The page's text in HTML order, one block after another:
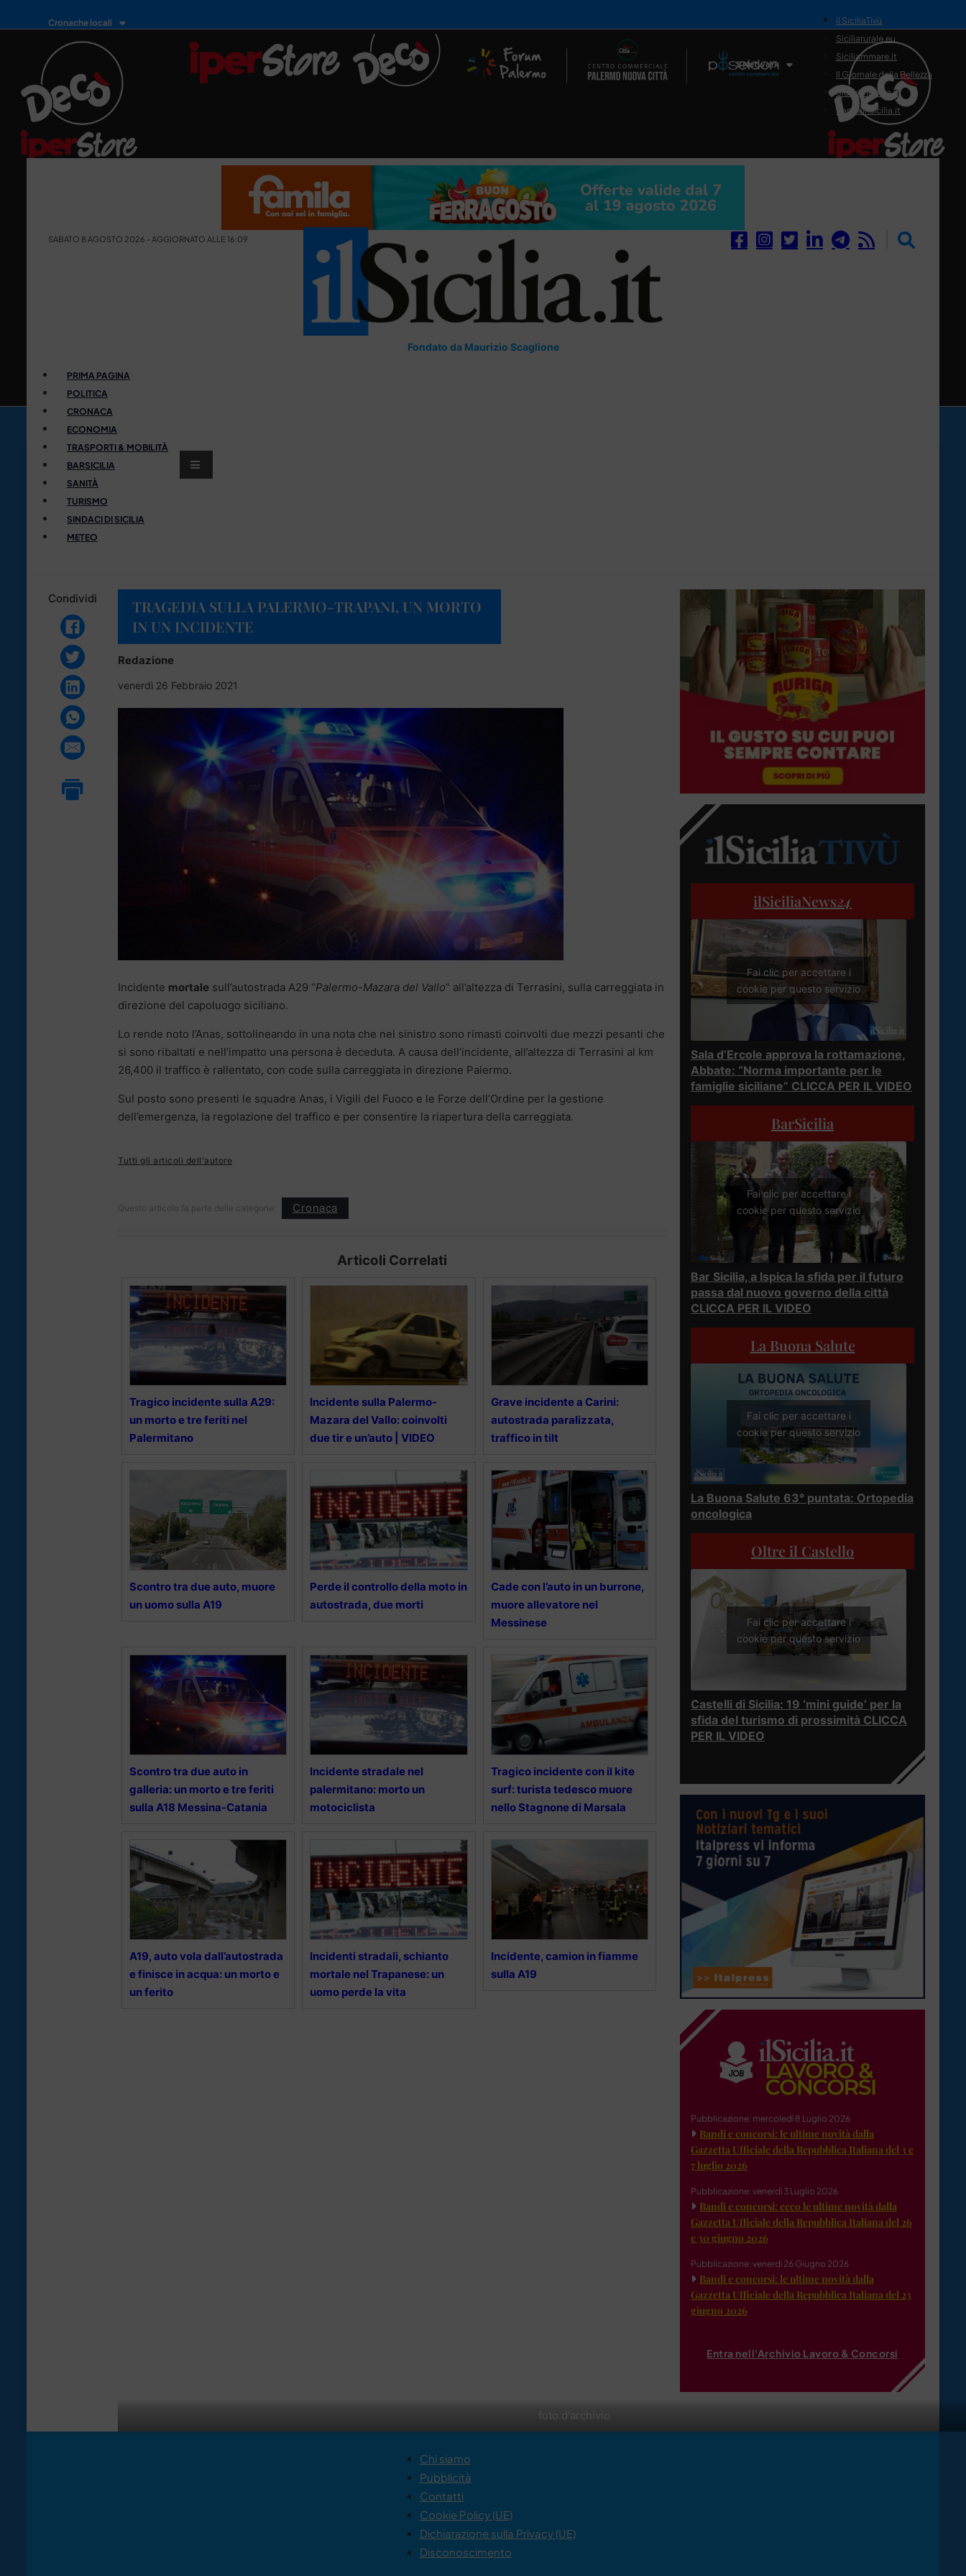
Cronache locali
Il Network
il SiciliaTivù
Siciliarurale.eu
Siciliammare.it
Il Giornale della Bellezza
Siciliamedica.it
Sanitainsicilia.it
SABATO 8 AGOSTO 2026 - AGGIORNATO ALLE 16:09
Fondato da Maurizio Scaglione
PRIMA PAGINA
POLITICA
CRONACA
ECONOMIA
TRASPORTI & MOBILITÀ
BARSICILIA
SANITÀ
TURISMO
SINDACI DI SICILIA
METEO
Condividi
TRAGEDIA SULLA PALERMO-TRAPANI, UN MORTO
IN UN INCIDENTE
Redazione
venerdì 26 Febbraio 2021
foto d'archivio
Incidente mortale sull’autostrada A29 “Palermo-Mazara del Vallo” all’altezza di Terrasini, sulla carreggiata in
direzione del capoluogo siciliano.
Lo rende noto l’Anas, sottolineando in una nota che nel sinistro sono rimasti coinvolti due mezzi pesanti che
si sono ribaltati e nell’impatto una persona è deceduta. A causa dell’incidente, all’altezza di Terrasini al km
26,400 il traffico è rallentato, con code sulla carreggiata in direzione Palermo.
Sul posto sono presenti le squadre Anas, i Vigili del Fuoco e le Forze dell’Ordine per la gestione
dell’emergenza, la regolazione del traffico e per consentire la riapertura della carreggiata.
Tutti gli articoli dell'autore
Questo articolo fa parte delle categorie: Cronaca
Articoli Correlati
Tragico incidente sulla A29:
un morto e tre feriti nel
Palermitano
Incidente sulla Palermo-
Mazara del Vallo: coinvolti
due tir e un’auto | VIDEO
Grave incidente a Carini:
autostrada paralizzata,
traffico in tilt
Scontro tra due auto, muore
un uomo sulla A19
Perde il controllo della moto in
autostrada, due morti
Cade con l’auto in un burrone,
muore allevatore nel
Messinese
Scontro tra due auto in
galleria: un morto e tre feriti
sulla A18 Messina-Catania
Incidente stradale nel
palermitano: morto un
motociclista
Tragico incidente con il kite
surf: turista tedesco muore
nello Stagnone di Marsala
A19, auto vola dall’autostrada
e finisce in acqua: un morto e
un ferito
Incidenti stradali, schianto
mortale nel Trapanese: un
uomo perde la vita
Incidente, camion in fiamme
sulla A19
ilSiciliaNews24
Fai clic per accettare i
cookie per questo servizio
Sala d’Ercole approva la rottamazione,
Abbate: “Norma importante per le
famiglie siciliane” CLICCA PER IL VIDEO
BarSicilia
Fai clic per accettare i
cookie per questo servizio
Bar Sicilia, a Ispica la sfida per il futuro
passa dal nuovo governo della città
CLICCA PER IL VIDEO
La Buona Salute
Fai clic per accettare i
cookie per questo servizio
La Buona Salute 63° puntata: Ortopedia
oncologica
Oltre il Castello
Fai clic per accettare i
cookie per questo servizio
Castelli di Sicilia: 19 ‘mini guide’ per la
sfida del turismo di prossimità CLICCA
PER IL VIDEO
Pubblicazione: mercoledì 8 Luglio 2026
Bandi e concorsi: le ultime novità dalla
Gazzetta Ufficiale della Repubblica Italiana del 3 e
7 luglio 2026
Pubblicazione: venerdì 3 Luglio 2026
Bandi e concorsi: ecco le ultime novità dalla
Gazzetta Ufficiale della Repubblica Italiana del 26
e 30 giugno 2026
Pubblicazione: venerdì 26 Giugno 2026
Bandi e concorsi: le ultime novità dalla
Gazzetta Ufficiale della Repubblica Italiana del 23
giugno 2026
Entra nell'Archivio Lavoro & Concorsi
Chi siamo
Pubblicità
Contatti
Cookie Policy (UE)
Dichiarazione sulla Privacy (UE)
Disconoscimento